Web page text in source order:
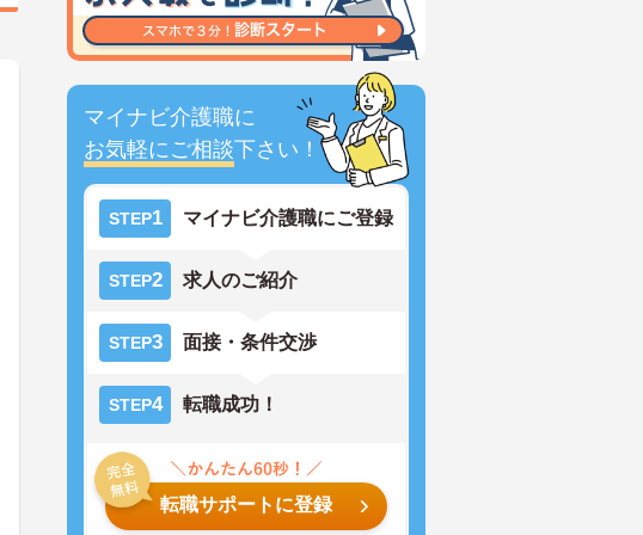
マイナビ介護職に
お気軽にご相談下さい！
STEP1 マイナビ介護職にご登録
STEP2 求人のご紹介
STEP3 面接・条件交渉
STEP4 転職成功！
転職サポートに登録